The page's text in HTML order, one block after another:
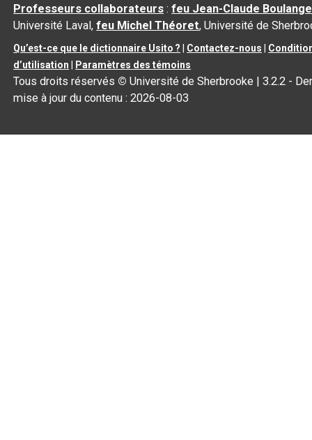
Professeurs collaborateurs :feu Jean-Claude
Université Laval,feu Michel Théoret, Université de
Qu’est-ce que le dictionnaire Usito ? Contactez-nous
d’utilisation
Paramètres des témoins
Tous droits réservés © Université de Sherbrooke |3.2.2 -
mise à jour du contenu :2026-08-03